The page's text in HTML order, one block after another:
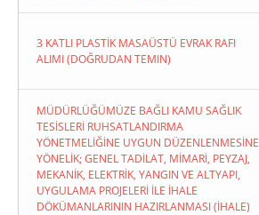
3 KATLI PLASTİK MASAÜSTÜ EVRAK RAFI
ALIMI (DOĞRUDAN TEMIN)
MÜDÜRLÜĞÜMÜZE BAĞLI KAMU SAĞLIK
TESİSLERİ RUHSATLANDIRMA
YÖNETMELİĞİNE UYGUN DÜZENLENMESİNE
YÖNELİK; GENEL TADİLAT, MİMARİ, PEYZAJ,
MEKANİK, ELEKTRİK, YANGIN VE ALTYAPI,
UYGULAMA PROJELERİ İLE İHALE
DÖKÜMANLARININ HAZIRLANMASI (İHALE)